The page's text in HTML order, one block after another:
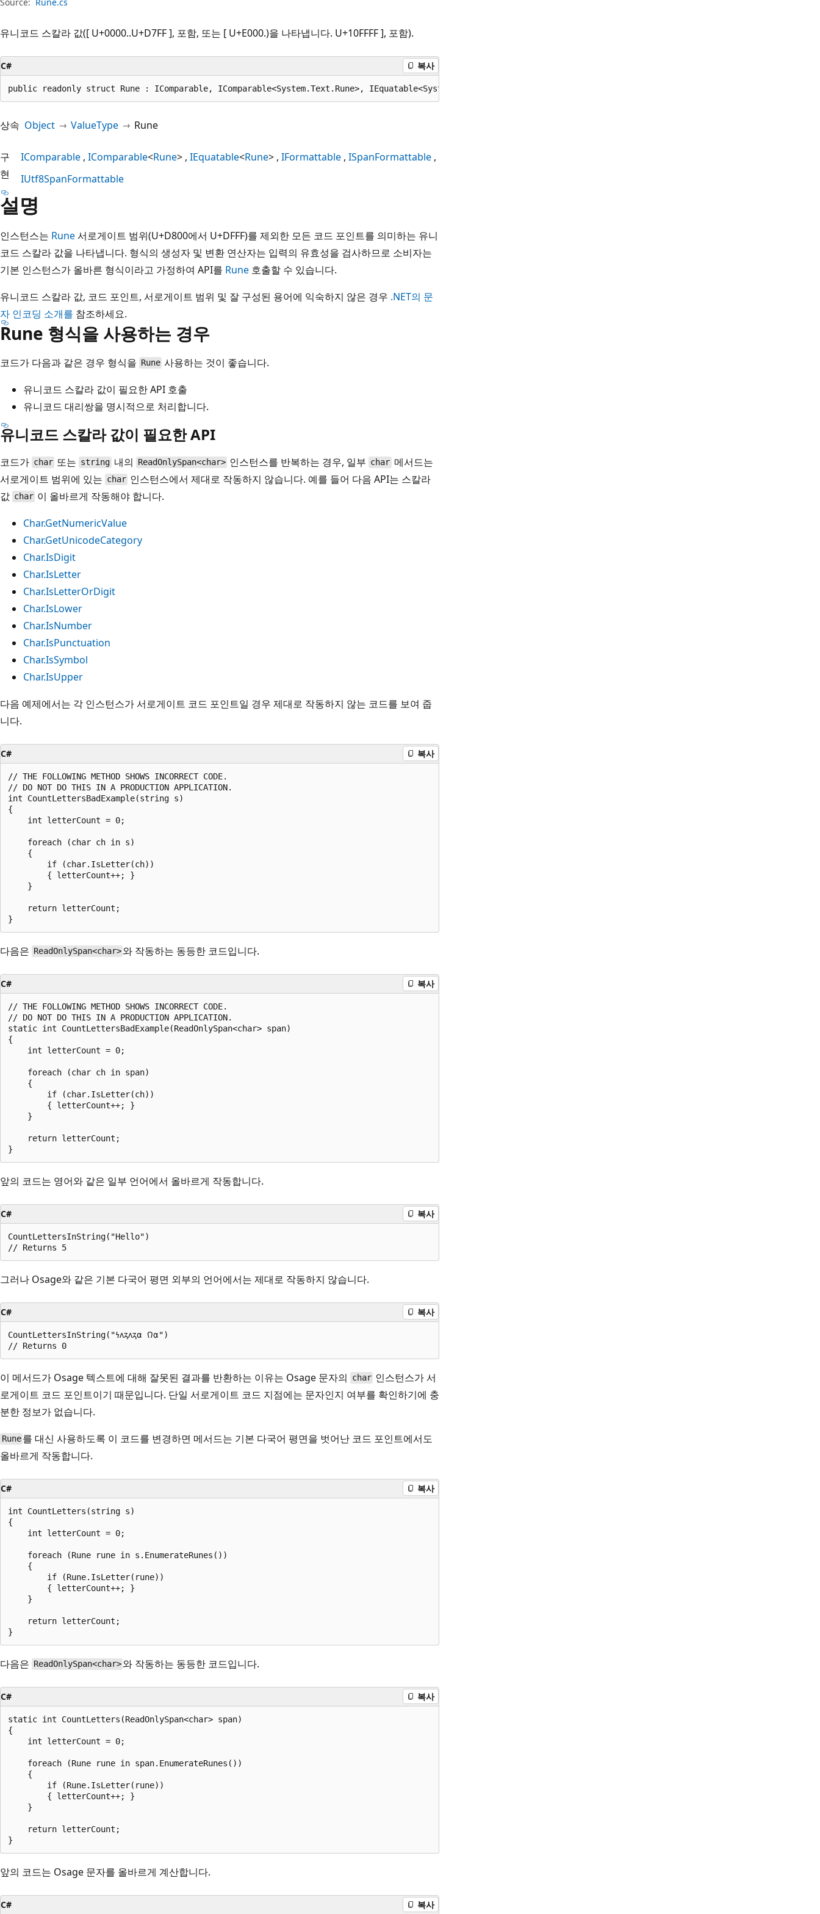
유니코드 스칼라 값([ U+0000..U+D7FF ], 포함, 또는 [ U+E000.)을 나타냅니다. U+10FFFF ], 포함).
C# 복사
public readonly struct Rune : IComparable, IComparable<System.Text.Rune>, IEquatable<System.Text.Rune>, ISpanFormattable, IUtf8SpanFormattable
상속 Object ValueType Rune
구
현
IComparable IComparable<Rune> IEquatable<Rune> IFormattable ISpanFormattable
IUtf8SpanFormattable
설명
인스턴스는 Rune서로게이트 범위(U+D800에서 U+DFFF)를 제외한 모든 코드 포인트를 의미하는 유니
코드 스칼라 값을 나타냅니다. 형식의 생성자 및 변환 연산자는 입력의 유효성을 검사하므로 소비자는
기본 인스턴스가 올바른 형식이라고 가정하여 API를 Rune 호출할 수 있습니다.
유니코드 스칼라 값, 코드 포인트, 서로게이트 범위 및 잘 구성된 용어에 익숙하지 않은 경우 .NET의 문
자 인코딩 소개를 참조하세요.
Rune 형식을 사용하는 경우
코드가 다음과 같은 경우 형식을 Rune 사용하는 것이 좋습니다.
유니코드 스칼라 값이 필요한 API 호출
유니코드 대리쌍을 명시적으로 처리합니다.
유니코드 스칼라 값이 필요한 API
코드가 char 또는 string 내의 ReadOnlySpan<char> 인스턴스를 반복하는 경우, 일부 char메서드는
서로게이트 범위에 있는 char 인스턴스에서 제대로 작동하지 않습니다. 예를 들어 다음 API는 스칼라
값 char 이 올바르게 작동해야 합니다.
Char.GetNumericValue
Char.GetUnicodeCategory
Char.IsDigit
Char.IsLetter
Char.IsLetterOrDigit
Char.IsLower
Char.IsNumber
Char.IsPunctuation
Char.IsSymbol
Char.IsUpper
다음 예제에서는 각 인스턴스가 서로게이트 코드 포인트일 경우 제대로 작동하지 않는 코드를 보여 줍
니다.
C# 복사
// THE FOLLOWING METHOD SHOWS INCORRECT CODE.
// DO NOT DO THIS IN A PRODUCTION APPLICATION.
int CountLettersBadExample(string s)
{
    int letterCount = 0;
    foreach (char ch in s)
    {
        if (char.IsLetter(ch))
        { letterCount++; }
    }
    return letterCount;
다음은 ReadOnlySpan<char> 와 작동하는 동등한 코드입니다.
C# 복사
// THE FOLLOWING METHOD SHOWS INCORRECT CODE.
// DO NOT DO THIS IN A PRODUCTION APPLICATION.
static int CountLettersBadExample(ReadOnlySpan<char> span)
{
    int letterCount = 0;
    foreach (char ch in span)
    {
        if (char.IsLetter(ch))
        { letterCount++; }
    }
    return letterCount;
앞의 코드는 영어와 같은 일부 언어에서 올바르게 작동합니다.
C# 복사
CountLettersInString("Hello")
그러나 Osage와 같은 기본 다국어 평면 외부의 언어에서는 제대로 작동하지 않습니다.
C# 복사
CountLettersInString("𐓏𐓘𐓻𐓘𐓻𐓟 𐒻𐓟")
이 메서드가 Osage 텍스트에 대해 잘못된 결과를 반환하는 이유는 Osage 문자의 char 인스턴스가 서
로게이트 코드 포인트이기 때문입니다. 단일 서로게이트 코드 지점에는 문자인지 여부를 확인하기에 충
분한 정보가 없습니다.
Rune 를 대신 사용하도록 이 코드를 변경하면 메서드는 기본 다국어 평면을 벗어난 코드 포인트에서도
올바르게 작동합니다.
C# 복사
int CountLetters(string s)
{
    int letterCount = 0;
    foreach (Rune rune in s.EnumerateRunes())
    {
        if (Rune.IsLetter(rune))
        { letterCount++; }
    }
    return letterCount;
다음은 ReadOnlySpan<char> 와 작동하는 동등한 코드입니다.
C# 복사
static int CountLetters(ReadOnlySpan<char> span)
{
    int letterCount = 0;
    foreach (Rune rune in span.EnumerateRunes())
    {
        if (Rune.IsLetter(rune))
        { letterCount++; }
    }
    return letterCount;
앞의 코드는 Osage 문자를 올바르게 계산합니다.
C# 복사